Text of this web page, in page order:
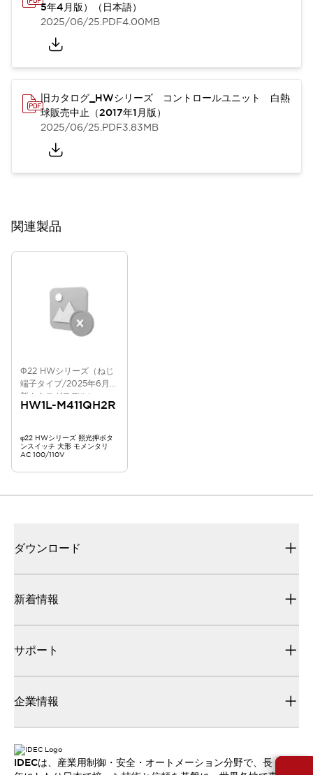
5年4月版）（日本語）
2025/06/25.PDF4.00MB
旧カタログ_HWシリーズ コントロールユニット 白熱
球販売中止（2017年1月版）
2025/06/25.PDF3.83MB
関連製品
Φ22 HWシリーズ（ねじ
端子タイプ/2025年6月版
新カタログモデル）
HW1L-M411QH2R
φ22 HWシリーズ 照光押ボタ
ンスイッチ 大形 モメンタリ
AC 100/110V
ダウンロード
新着情報
サポート
企業情報
IDECは、産業用制御・安全・オートメーション分野で、長